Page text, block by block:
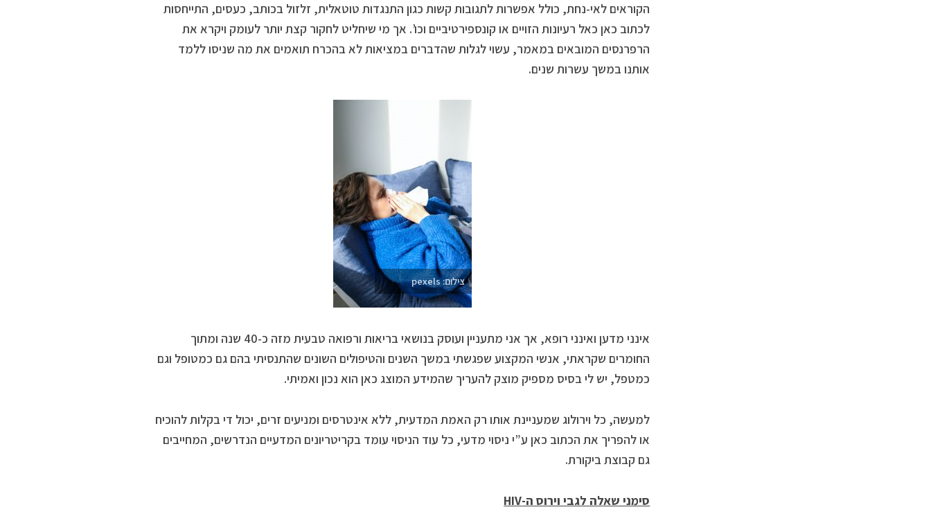
הקוראים לאי-נחת, כולל אפשרות לתגובות קשות כגון התנגדות טוטאלית, זלזול בכותב, כעסים, התייחסות
לכתוב כאן כאל רעיונות הזויים או קונספירטיביים וכו’. אך מי שיחליט לחקור קצת יותר לעומק ויקרא את
הרפרנסים המובאים במאמר, עשוי לגלות שהדברים במציאות לא בהכרח תואמים את מה שניסו ללמד
אותנו במשך עשרות שנים.
צילום: pexels
אינני מדען ואינני רופא, אך אני מתעניין ועוסק בנושאי בריאות ורפואה טבעית מזה כ-40 שנה ומתוך
החומרים שקראתי, אנשי המקצוע שפגשתי במשך השנים והטיפולים השונים שהתנסיתי בהם גם כמטופל וגם
כמטפל, יש לי בסיס מספיק מוצק להעריך שהמידע המוצג כאן הוא נכון ואמיתי.
למעשה, כל וירולוג שמעניינת אותו רק האמת המדעית, ללא אינטרסים ומניעים זרים, יכול די בקלות להוכיח
או להפריך את הכתוב כאן ע”י ניסוי מדעי, כל עוד הניסוי עומד בקריטריונים המדעיים הנדרשים, המחייבים
גם קבוצת ביקורת.
סימני שאלה לגבי וירוס ה-HIV